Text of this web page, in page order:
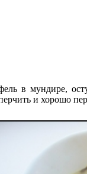
в мундире,
и хорошо